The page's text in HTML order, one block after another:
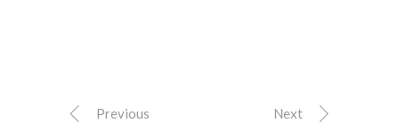
Previous Next